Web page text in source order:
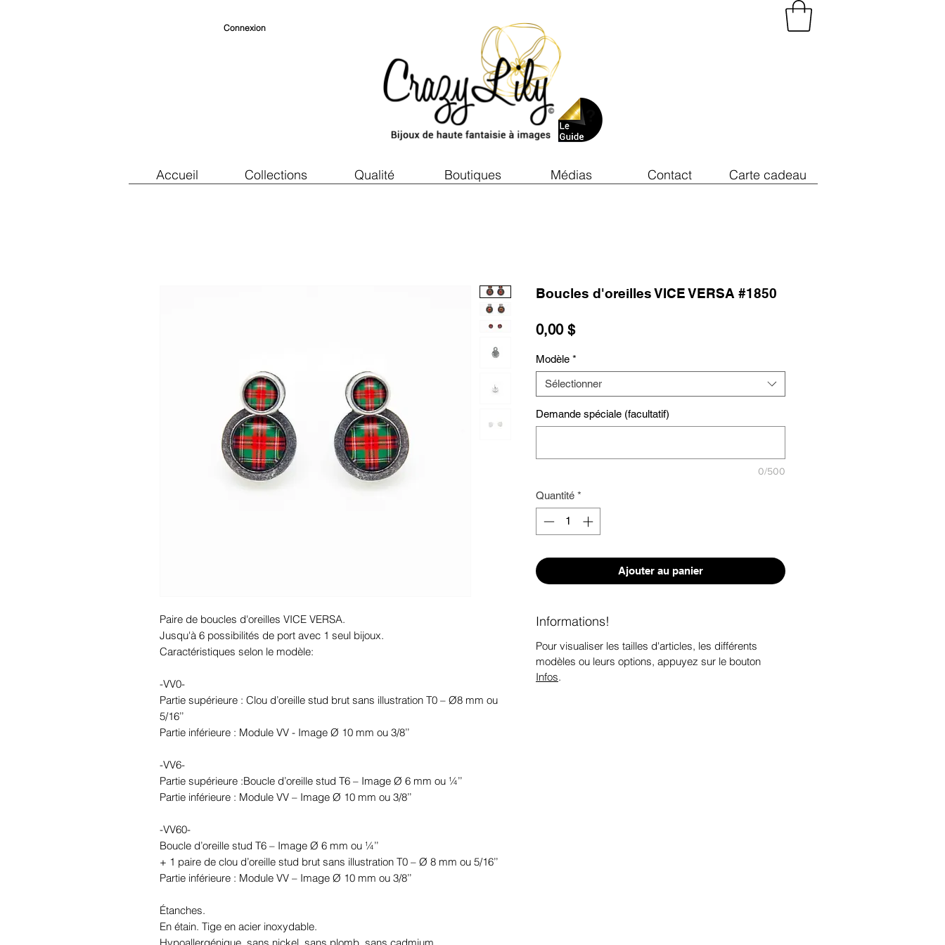
Accueil Collections Qualité Boutiques Médias Contact Carte cadeau
Connexion
Paire de boucles d'oreilles VICE VERSA.
Jusqu'à 6 possibilités de port avec 1 seul bijoux.
Caractéristiques selon le modèle:
-VV0-
Partie supérieure : Clou d’oreille stud brut sans illustration T0 – Ø8 mm ou
5/16’’
Partie inférieure : Module VV - Image Ø 10 mm ou 3/8’’
-VV6-
Partie supérieure :Boucle d’oreille stud T6 – Image Ø 6 mm ou ¼’’
Partie inférieure : Module VV – Image Ø 10 mm ou 3/8’’
-VV60-
Boucle d’oreille stud T6 – Image Ø 6 mm ou ¼’’
+ 1 paire de clou d’oreille stud brut sans illustration T0 – Ø 8 mm ou 5/16’’
Partie inférieure : Module VV – Image Ø 10 mm ou 3/8’’
Étanches.
En étain. Tige en acier inoxydable.
Boucles d'oreilles VICE VERSA #1850
0,00 $Prix
Modèle *
Sélectionner
Demande spéciale (facultatif)
0/500
Quantité *
Ajouter au panier
Informations!
Pour visualiser les tailles d'articles, les différents
modèles ou leurs options, appuyez sur le bouton
Infos.